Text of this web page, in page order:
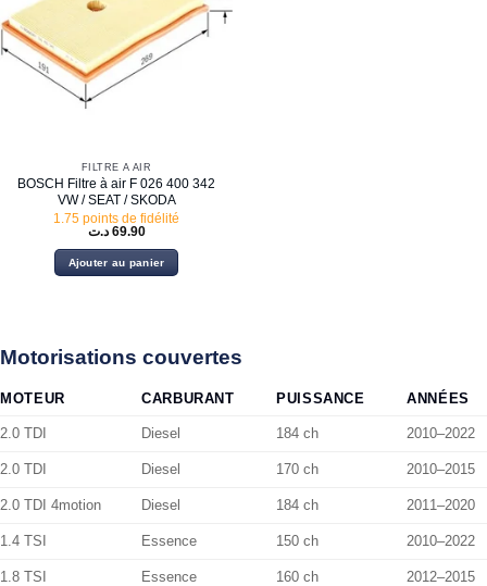
FILTRE À AIR
BOSCH Filtre à air F 026 400 342
VW / SEAT / SKODA
1.75 points de fidélité
69.90 د.ت
Ajouter au panier
Motorisations couvertes
MOTEUR CARBURANT PUISSANCE ANNÉES
2.0 TDI Diesel 184 ch 2010–2022
2.0 TDI Diesel 170 ch 2010–2015
2.0 TDI 4motion Diesel 184 ch 2011–2020
1.4 TSI Essence 150 ch 2010–2022
1.8 TSI Essence 160 ch 2012–2015